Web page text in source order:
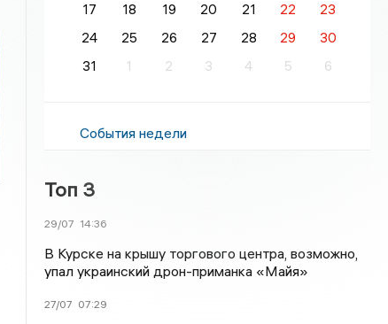
17
18 19 20 21 22
23
24
25 26 27 28 29
30
31
1 2 3 4 5 6
События недели
Топ 3
29/07 14:36
В Курске на крышу торгового центра, возможно,
упал украинский дрон-приманка «Майя»
27/07 07:29